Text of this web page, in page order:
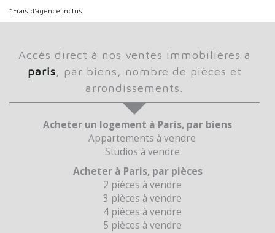
* Frais d'agence inclus
accès direct à nos ventes immobilières à
paris, par biens, nombre de pièces et
arrondissements.
Acheter un logement à Paris, par biens
Appartements à vendre
Studios à vendre
Acheter à Paris, par pièces
2 pièces à vendre
3 pièces à vendre
4 pièces à vendre
5 pièces à vendre